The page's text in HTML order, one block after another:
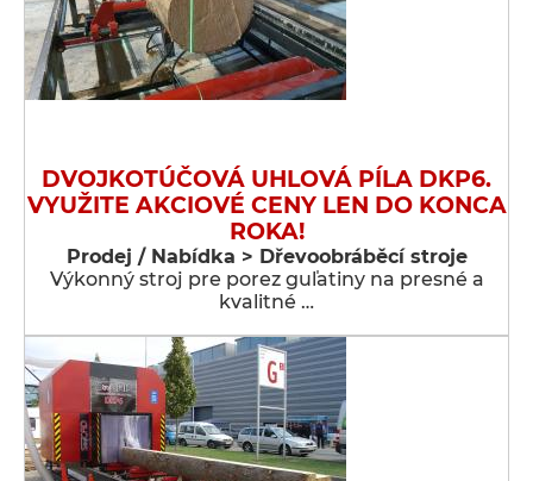
DVOJKOTÚČOVÁ UHLOVÁ PÍLA DKP6.
VYUŽITE AKCIOVÉ CENY LEN DO KONCA
ROKA!
Prodej / Nabídka > Dřevoobráběcí stroje
Výkonný stroj pre porez guľatiny na presné a
kvalitné …